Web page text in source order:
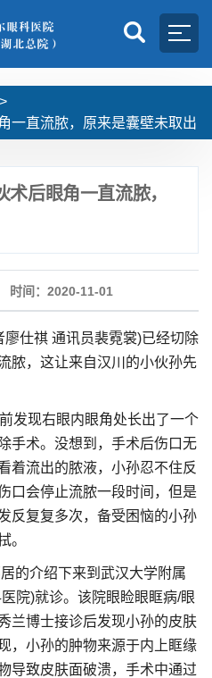
>
一直流脓，原来是囊壁未取出
术后眼角一直流脓，
时间：2020-11-01
仕祺 通讯员裴霓裳)已经切除
脓，这让来自汉川的小伙孙先
发现右眼内眼角处长出了一个
手术。没想到，手术后伤口无
着流出的脓液，小孙忍不住反
口会停止流脓一段时间，但是
反复复多次，备受困恼的小孙
。
的介绍下来到武汉大学附属
院)就诊。该院眼睑眼眶病/眼
兰博士接诊后发现小孙的皮肤
，小孙的肿物来源于内上眶缘
导致皮肤面破溃，手术中通过